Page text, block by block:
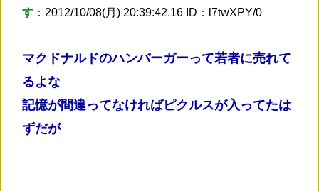
す ：2012/10/08(月) 20:39:42.16 ID：l7twXPY/0
マクドナルドのハンバーガーって若者に売れて
るよな
記憶が間違ってなければピクルスが入ってたは
ずだが